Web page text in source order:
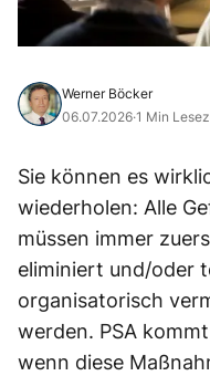
Werner Böcker
06.07.2026·1 Min
Sie können es
wiederholen: Alle
müssen immer
eliminiert und/oder
organisatorisch
werden. PSA
wenn diese